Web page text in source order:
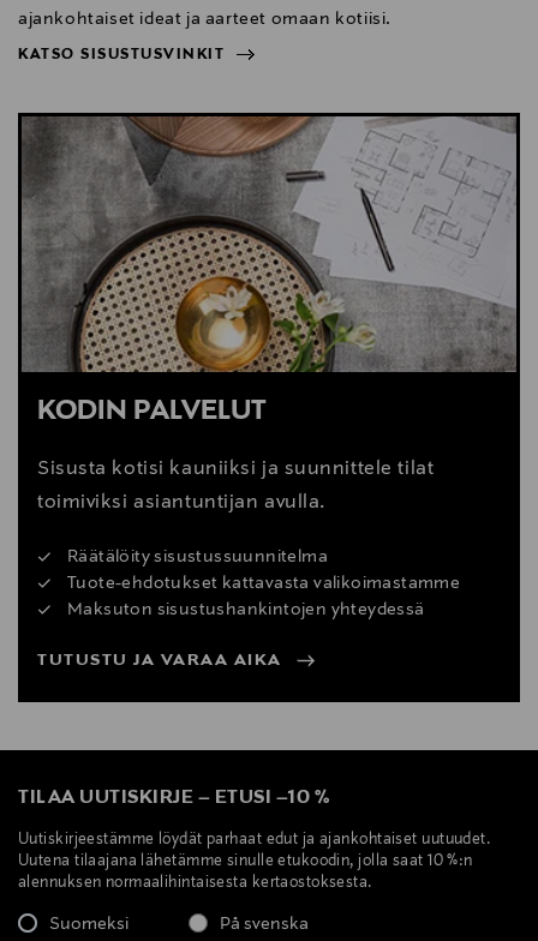
ajankohtaiset ideat ja aarteet omaan kotiisi.
KATSO SISUSTUSVINKIT
KATSO SISUSTUSVINKIT
KODIN PALVELUT
Sisusta kotisi kauniiksi ja suunnittele tilat
toimiviksi asiantuntijan avulla.
Räätälöity sisustussuunnitelma
Tuote-ehdotukset kattavasta valikoimastamme
Maksuton sisustushankintojen yhteydessä
TUTUSTU JA VARAA AIKA
TILAA UUTISKIRJE – ETUSI –10 %
Uutiskirjeestämme löydät parhaat edut ja ajankohtaiset uutuudet.
Uutena tilaajana lähetämme sinulle etukoodin, jolla saat 10 %:n
alennuksen normaalihintaisesta kertaostoksesta.
Suomeksi På svenska